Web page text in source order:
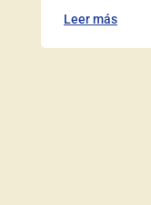
Leer más